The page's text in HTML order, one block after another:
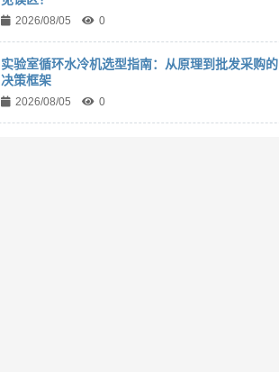
2026/08/05 0
实验室循环水冷机选型指南：从原理到批发采购的
决策框架
2026/08/05 0